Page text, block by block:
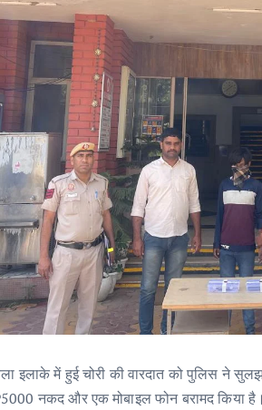
इलाके में हुई चोरी की वारदात को पुलिस ने
नकद और एक मोबाइल फोन बरामद किया है।